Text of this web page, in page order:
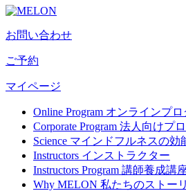
お問い合わせ
ご予約
マイページ
Online Program オンラインプロ
Corporate Program 法人向けプ
Science マインドフルネスの効
Instructors インストラクター
Instructors Program 講師養成講
Why MELON 私たちのストー